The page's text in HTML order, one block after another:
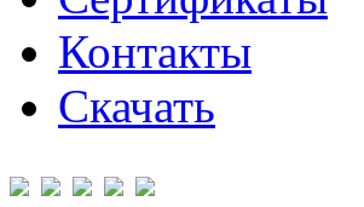
Контакты
Скачать